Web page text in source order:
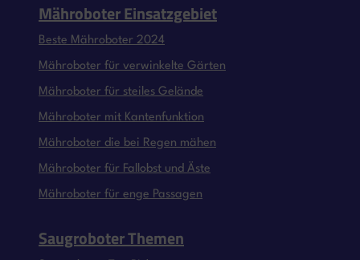
Mähroboter Einsatzgebiet
Beste Mähroboter 2024
Mähroboter für verwinkelte Gärten
Mähroboter für steiles Gelände
Mähroboter mit Kantenfunktion
Mähroboter die bei Regen mähen
Mähroboter für Fallobst und Äste
Mähroboter für enge Passagen
Saugroboter Themen